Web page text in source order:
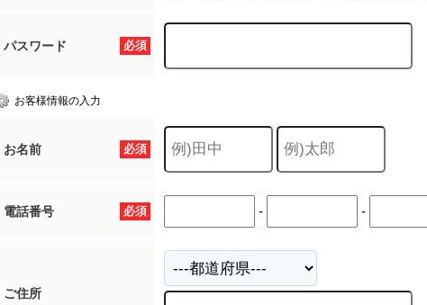
必須
パスワード
お客様情報の入力
必須
お名前
必須
電話番号 - -
ご住所